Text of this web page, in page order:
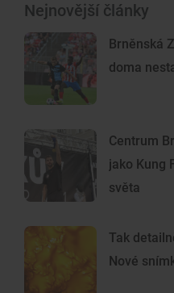
Nejnovější články
Brněnská
doma
Centrum
jako Kung
světa
Tak
Nové